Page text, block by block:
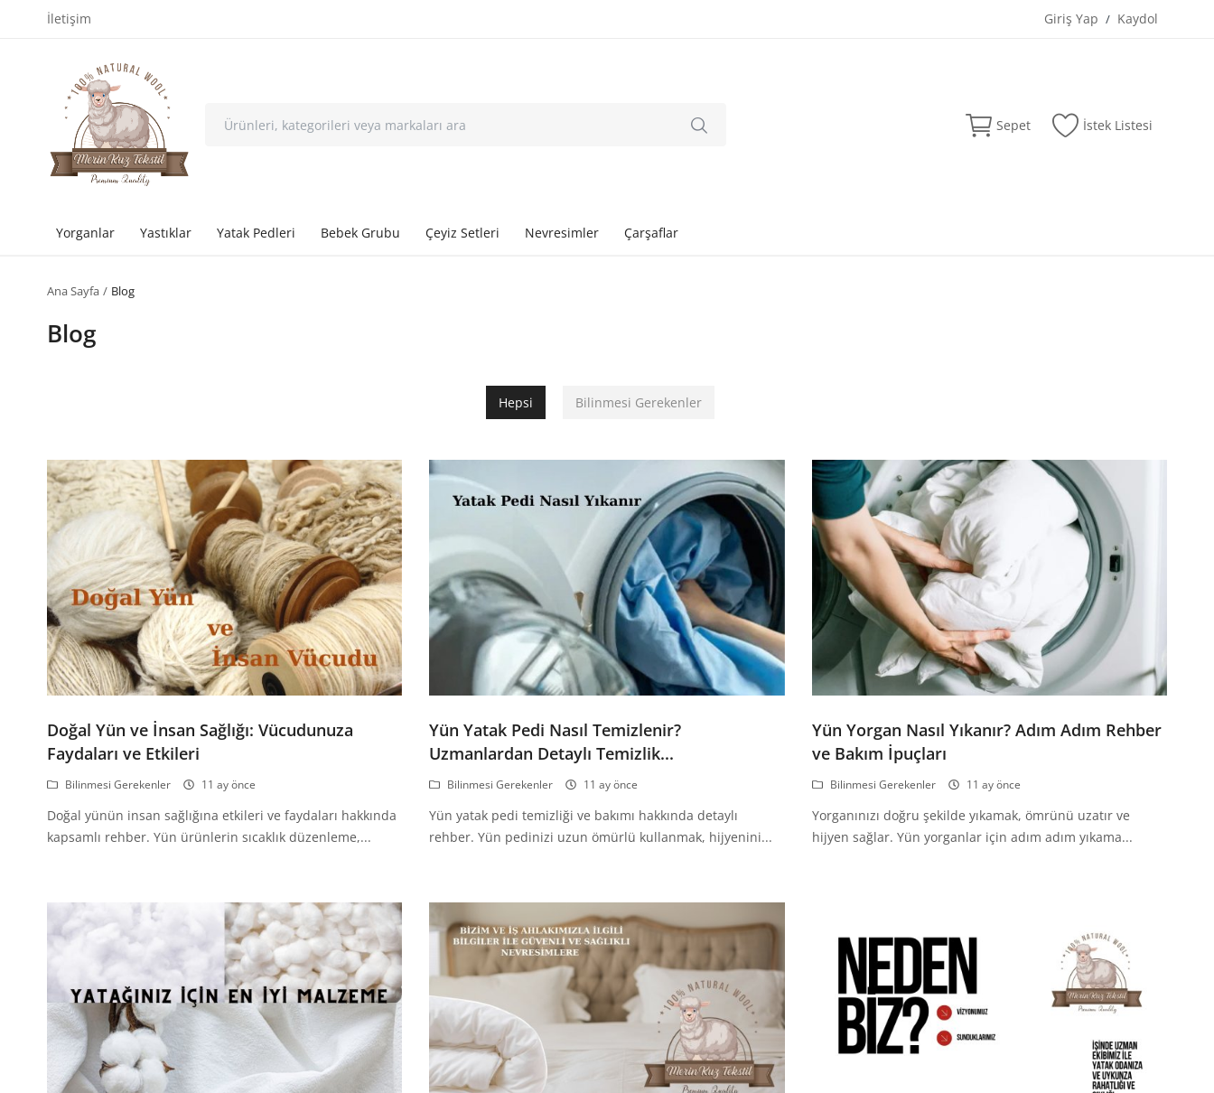
İletişim Giriş Yap / Kaydol
Sepet İstek Listesi
Yorganlar Yastıklar Yatak Pedleri Bebek Grubu Çeyiz Setleri Nevresimler Çarşaflar
Ana Sayfa Blog
Blog
Hepsi Bilinmesi Gerekenler
Doğal Yün ve İnsan Sağlığı: Vücudunuza
Faydaları ve Etkileri
Bilinmesi Gerekenler 11 ay önce
Doğal yünün insan sağlığına etkileri ve faydaları hakkında
kapsamlı rehber. Yün ürünlerin sıcaklık düzenleme,...
Yün Yatak Pedi Nasıl Temizlenir?
Uzmanlardan Detaylı Temizlik...
Bilinmesi Gerekenler 11 ay önce
Yün yatak pedi temizliği ve bakımı hakkında detaylı
rehber. Yün pedinizi uzun ömürlü kullanmak, hijyenini...
Yün Yorgan Nasıl Yıkanır? Adım Adım Rehber
ve Bakım İpuçları
Bilinmesi Gerekenler 11 ay önce
Yorganınızı doğru şekilde yıkamak, ömrünü uzatır ve
hijyen sağlar. Yün yorganlar için adım adım yıkama...